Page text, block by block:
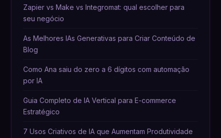
Zapier vs Make vs Integromat: qual escolher para
seu negócio
As Melhores IAs Generativas para Criar Conteúdo de
Blog
Como Ana saiu do zero a 6 dígitos com automação
por IA
Guia Completo de IA Vertical para E-commerce
Estratégico
7 Usos Criativos de IA que Aumentam Produtividade